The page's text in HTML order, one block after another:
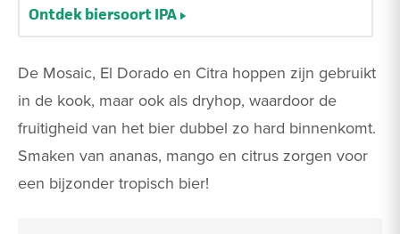
De Mosaic, El Dorado en Citra hoppen zijn gebruikt
in de kook, maar ook als dryhop, waardoor de
fruitigheid van het bier dubbel zo hard binnenkomt.
Smaken van ananas, mango en citrus zorgen voor
een bijzonder tropisch bier!
Ontdek biersoort IPA